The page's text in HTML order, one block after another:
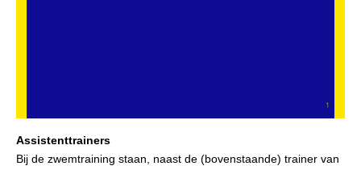
Assistenttrainers
Bij de zwemtraining staan, naast de (bovenstaande) trainer van